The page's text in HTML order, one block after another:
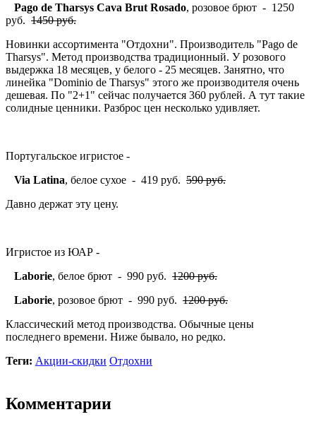
Pago de Tharsys Cava Brut Rosado, розовое брют - 1250
руб. 1450 руб.
Новинки ассортимента "Отдохни". Производитель "Pago de
Tharsys". Метод производства традиционный. У розового
выдержка 18 месяцев, у белого - 25 месяцев. Занятно, что
линейка "Dominio de Tharsys" этого же производителя очень
дешевая. По "2+1" сейчас получается 360 рублей. А тут такие
солидные ценники. Разброс цен несколько удивляет.
Португальское игристое -
Via Latina, белое сухое - 419 руб. 590 руб.
Давно держат эту цену.
Игристое из ЮАР -
Laborie, белое брют - 990 руб. 1200 руб.
Laborie, розовое брют - 990 руб. 1200 руб.
Классический метод производства. Обычные цены
последнего времени. Ниже бывало, но редко.
Теги: Акции-скидки Отдохни
Комментарии